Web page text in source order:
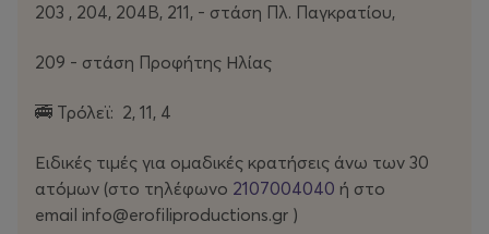
Ιουλία Καραπατάκη
Γιατί να τη δείτε:
• Γιατί είναι μια γνήσια ελληνική κωμωδία
• Γιατίθα γελάσετε δυνατά, αλλά στο τέλοςθα
συγκινηθείτε αληθινά.
203 , 204, 204Β, 211, - στάση Πλ. Παγκρατίου,
209 - στάση Προφήτης Ηλίας
🚎 Τρόλεϊ: 2, 11, 4
Ειδικές τιμές για ομαδικές κρατήσεις άνω των 30
ατόμων (στο τηλέφωνο 2107004040 ή στο
email info@erofiliproductions.gr )